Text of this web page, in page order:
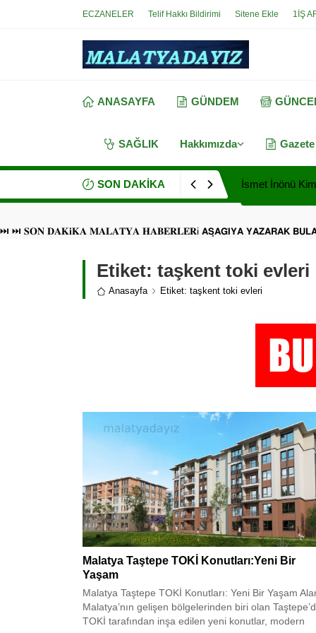
ECZANELER Telif Hakkı Bildirimi Sitene Ekle 1İŞ
ANASAYFA GÜNDEM
SAĞLIK Hakkımızda
SON DAKİKA İsmet İnönü
⏭ ⏭ 𝐒𝐎𝐍 𝐃𝐀𝐊𝐢𝐊𝐀 𝐌𝐀𝐋𝐀𝐓𝐘𝐀 𝐇𝐀𝐁𝐄𝐑𝐋𝐄𝐑i 𝗔𝗦̧𝗔𝗚̆𝗜𝗬𝗔 𝗬𝗔𝗭𝗔𝗥𝗔𝗞
Etiket: taşkent toki evleri
Anasayfa Etiket: taşkent toki evleri
Malatya Taştepe TOKİ Konutları:Yeni Bir
Yaşam
Malatya Taştepe TOKİ Konutları: Yeni Bir Yaşam
Malatya’nın gelişen bölgelerinden biri olan
TOKİ tarafından inşa edilen yeni konutlar, modern